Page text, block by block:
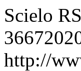
Scielo
http://